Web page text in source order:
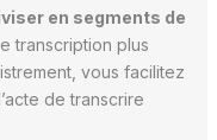
en segments de
transcription plus
vous facilitez
de transcrire